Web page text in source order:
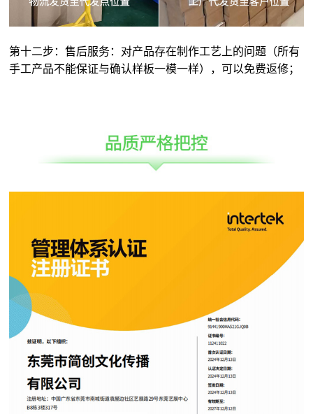
第十二步：售后服务：对产品存在制作工艺上的问题（所有
手工产品不能保证与确认样板一模一样），可以免费返修；